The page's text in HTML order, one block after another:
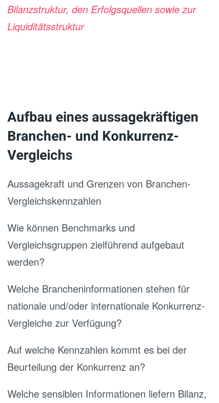
Bilanzstruktur, den Erfolgsquellen sowie zur
Liquiditätsstruktur
Aufbau eines aussagekräftigen
Branchen- und Konkurrenz-
Vergleichs
Aussagekraft und Grenzen von Branchen-
Vergleichskennzahlen
Wie können Benchmarks und
Vergleichsgruppen zielführend aufgebaut
werden?
Welche Brancheninformationen stehen für
nationale und/oder internationale Konkurrenz-
Vergleiche zur Verfügung?
Auf welche Kennzahlen kommt es bei der
Beurteilung der Konkurrenz an?
Welche sensiblen Informationen liefern Bilanz,